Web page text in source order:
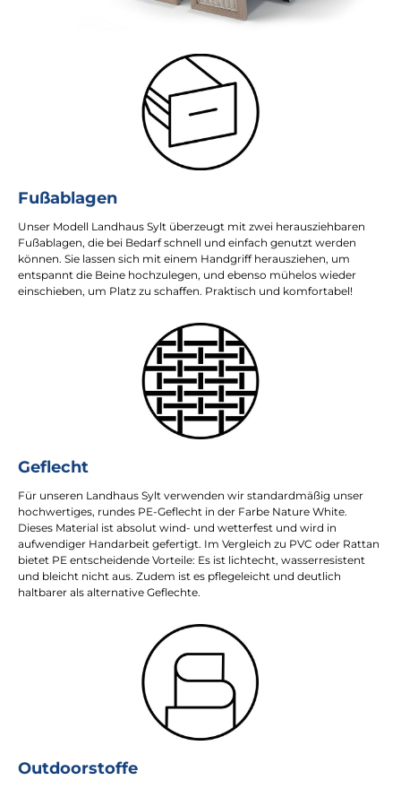
Fußablagen
Unser Modell Landhaus Sylt überzeugt mit zwei herausziehbaren
Fußablagen, die bei Bedarf schnell und einfach genutzt werden
können. Sie lassen sich mit einem Handgriff herausziehen, um
entspannt die Beine hochzulegen, und ebenso mühelos wieder
einschieben, um Platz zu schaffen. Praktisch und komfortabel!
Geflecht
Für unseren Landhaus Sylt verwenden wir standardmäßig unser
hochwertiges, rundes PE-Geflecht in der Farbe Nature White.
Dieses Material ist absolut wind- und wetterfest und wird in
aufwendiger Handarbeit gefertigt. Im Vergleich zu PVC oder Rattan
bietet PE entscheidende Vorteile: Es ist lichtecht, wasserresistent
und bleicht nicht aus. Zudem ist es pflegeleicht und deutlich
haltbarer als alternative Geflechte.
Outdoorstoffe